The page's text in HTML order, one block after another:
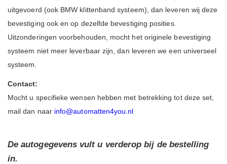
uitgevoerd (ook BMW klittenband systeem), dan leveren wij deze
bevestiging ook en op dezelfde bevestiging posities.
Uitzonderingen voorbehouden, mocht het originele bevestiging
systeem niet meer leverbaar zijn, dan leveren we een universeel
systeem.
Contact:
Mocht u specifieke wensen hebben met betrekking tot deze set,
mail dan naar info@automatten4you.nl
De autogegevens vult u verderop bij de bestelling
in.